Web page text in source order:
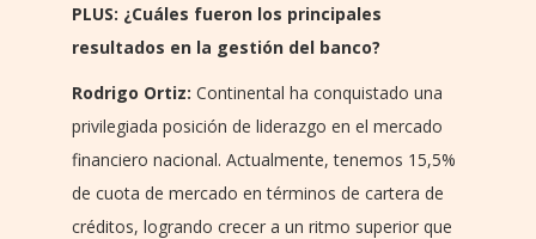
PLUS: ¿Cuáles fueron los principales
resultados en la gestión del banco?
Rodrigo Ortiz: Continental ha conquistado una
privilegiada posición de liderazgo en el mercado
financiero nacional. Actualmente, tenemos 15,5%
de cuota de mercado en términos de cartera de
créditos, logrando crecer a un ritmo superior que